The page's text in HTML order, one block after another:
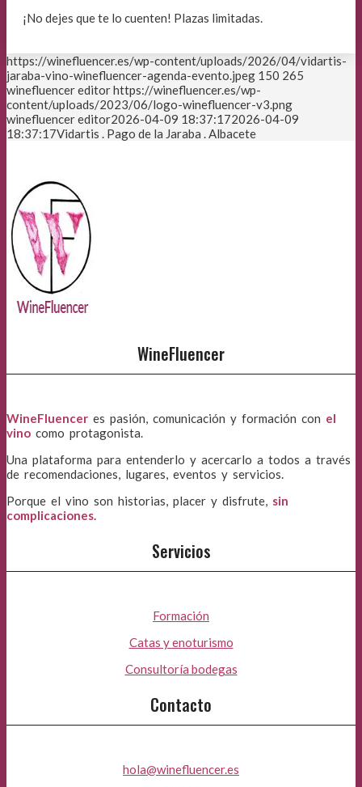
¡No dejes que te lo cuenten! Plazas limitadas.
https://winefluencer.es/wp-content/uploads/2026/04/vidartis-
jaraba-vino-winefluencer-agenda-evento.jpeg 150 265
winefluencer editorhttps://winefluencer.es/wp-
content/uploads/2023/06/logo-winefluencer-v3.png
winefluencer editor2026-04-09 18:37:172026-04-09
18:37:17Vidartis . Pago de la Jaraba . Albacete
WineFluencer
WineFluencer es pasión, comunicación y formación con el
vino como protagonista.
Una plataforma para entenderlo y acercarlo a todos a través
de recomendaciones, lugares, eventos y servicios.
Porque el vino son historias, placer y disfrute, sin
complicaciones.
Servicios
Formación
Catas y enoturismo
Consultoría bodegas
Contacto
hola@winefluencer.es